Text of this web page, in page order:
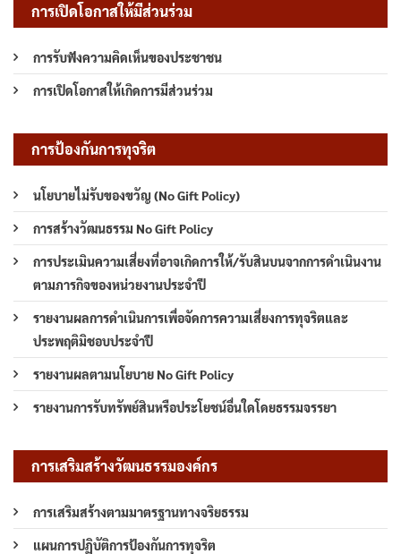
การเปิดโอกาสให้มีส่วนร่วม
การรับฟังความคิดเห็นของประชาชน
การเปิดโอกาสให้เกิดการมีส่วนร่วม
การป้องกันการทุจริต
นโยบายไม่รับของขวัญ (No Gift Policy)
การสร้างวัฒนธรรม No Gift Policy
การประเมินความเสี่ยงที่อาจเกิดการให้/รับสินบนจากการดำเนินงาน
ตามภารกิจของหน่วยงานประจำปี
รายงานผลการดำเนินการเพื่อจัดการความเสี่ยงการทุจริตและ
ประพฤติมิชอบประจำปี
รายงานผลตามนโยบาย No Gift Policy
รายงานการรับทรัพย์สินหรือประโยชน์อื่นใดโดยธรรมจรรยา
การเสริมสร้างวัฒนธรรมองค์กร
การเสริมสร้างตามมาตรฐานทางจริยธรรม
แผนการปฏิบัติการป้องกันการทุจริต